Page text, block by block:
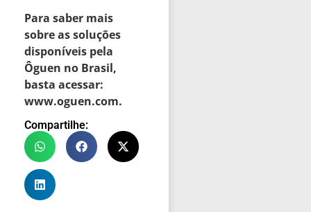
Para saber mais
sobre as soluções
disponíveis pela
Ôguen no Brasil,
basta acessar:
www.oguen.com.
Compartilhe: